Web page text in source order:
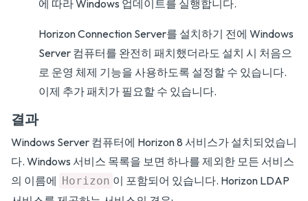
에 따라 Windows 업데이트를 실행합니다.
Horizon Connection Server를 설치하기 전에 Windows
Server 컴퓨터를 완전히 패치했더라도 설치 시 처음으
로 운영 체제 기능을 사용하도록 설정할 수 있습니다.
이제 추가 패치가 필요할 수 있습니다.
결과
Windows Server 컴퓨터에 Horizon 8 서비스가 설치되었습니
다. Windows 서비스 목록을 보면 하나를 제외한 모든 서비스
의 이름에 Horizon 이 포함되어 있습니다. Horizon LDAP